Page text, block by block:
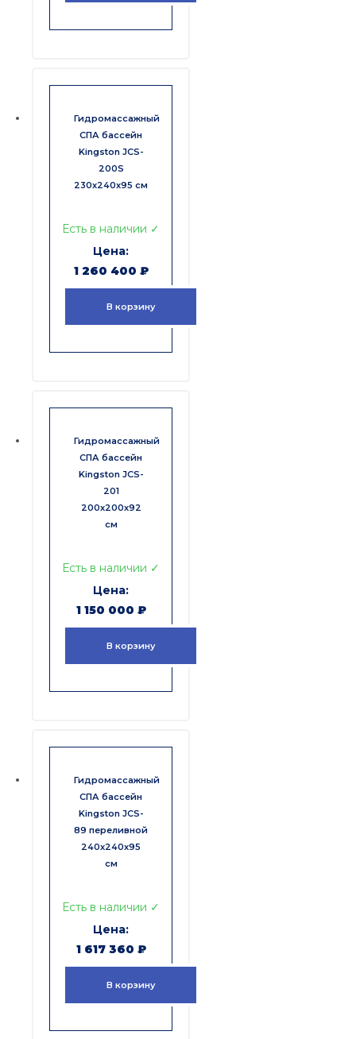
Гидромассажный
СПА бассейн
Kingston JCS-
200S
230x240x95 см
Есть в наличии ✓
1 260 400 ₽
В корзину
Гидромассажный
СПА бассейн
Kingston JCS-
201
200x200x92
см
Есть в наличии ✓
1 150 000 ₽
В корзину
Гидромассажный
СПА бассейн
Kingston JCS-
89 переливной
240x240x95
см
Есть в наличии ✓
1 617 360 ₽
В корзину